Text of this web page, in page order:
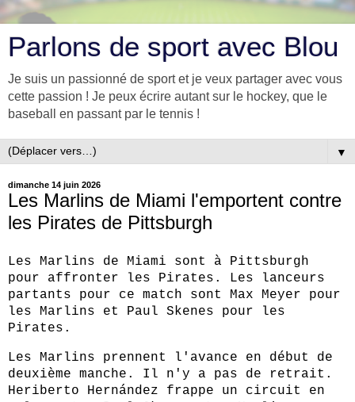
Parlons de sport avec Blou
Je suis un passionné de sport et je veux partager avec vous
cette passion ! Je peux écrire autant sur le hockey, que le
baseball en passant par le tennis !
▼
dimanche 14 juin 2026
Les Marlins de Miami l'emportent contre
les Pirates de Pittsburgh
Les Marlins de Miami sont à Pittsburgh
pour affronter les Pirates. Les lanceurs
partants pour ce match sont Max Meyer pour
les Marlins et Paul Skenes pour les
Pirates.
Les Marlins prennent l'avance en début de
deuxième manche. Il n'y a pas de retrait.
Heriberto Hernández frappe un circuit en